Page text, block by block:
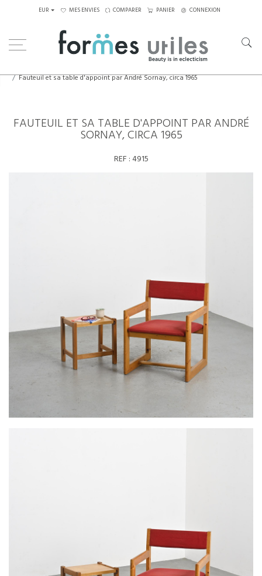
EUR MES ENVIES COMPARER PANIER CONNEXION
Fauteuil et sa table d'appoint par André Sornay, circa 1965
FAUTEUIL ET SA TABLE D'APPOINT PAR ANDRÉ
SORNAY, CIRCA 1965
REF :4915